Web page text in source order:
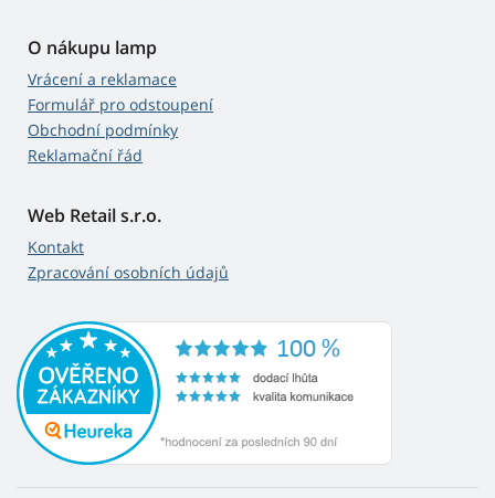
O nákupu lamp
Vrácení a reklamace
Formulář pro odstoupení
Obchodní podmínky
Reklamační řád
Web Retail s.r.o.
Kontakt
Zpracování osobních údajů